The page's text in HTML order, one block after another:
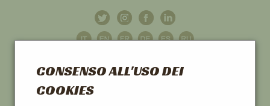
CONSENSO ALL'USO DEI
COOKIES